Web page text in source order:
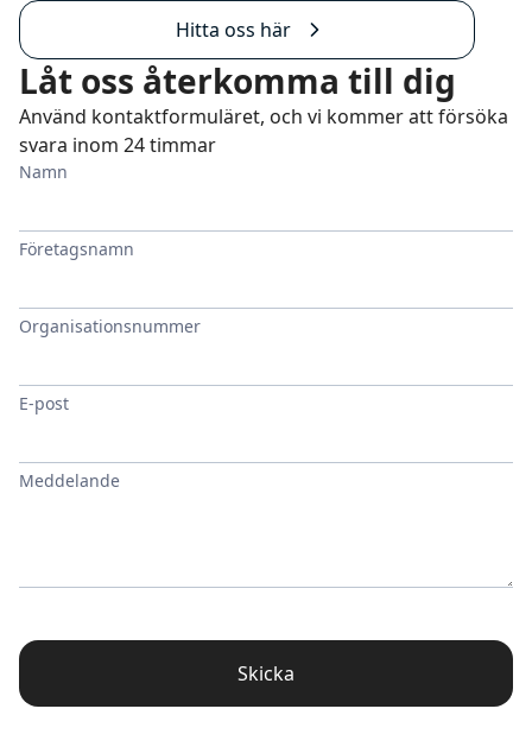
Hitta oss här
Låt oss återkomma till dig
Använd kontaktformuläret, och vi kommer att försöka
svara inom 24 timmar
Namn
Företagsnamn
Organisationsnummer
E-post
Meddelande
Skicka